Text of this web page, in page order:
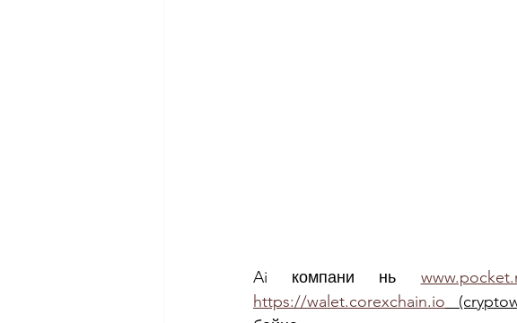
Ai компани нь
https://walet.corexchain.io